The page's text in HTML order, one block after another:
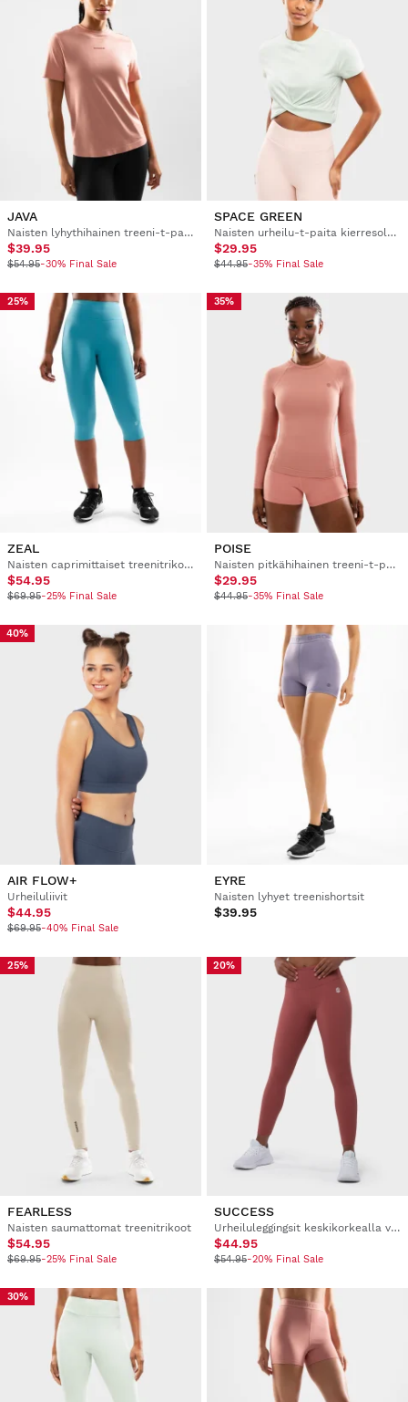
JAVA
Naisten lyhythihainen treeni-t-paita
$39.95
$54.95-30% Final Sale
SPACE GREEN
Naisten urheilu-t-paita kierresolmulla
$29.95
$44.95-35% Final Sale
25%
ZEAL
Naisten caprimittaiset treenitrikoot
$54.95
$69.95-25% Final Sale
35%
POISE
Naisten pitkähihainen treeni-t-paita
$29.95
$44.95-35% Final Sale
40%
AIR FLOW+
Urheiluliivit
$44.95
$69.95-40% Final Sale
EYRE
Naisten lyhyet treenishortsit
$39.95
25%
FEARLESS
Naisten saumattomat treenitrikoot
$54.95
$69.95-25% Final Sale
20%
SUCCESS
Urheiluleggingsit keskikorkealla vyötäröllä
$44.95
$54.95-20% Final Sale
30%